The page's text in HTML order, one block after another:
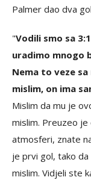
Palmer dao dva
"Vodili smo sa
uradimo mnogo
Nema to veze
mislim, on ima
Mislim da mu je
mislim. Preuzeo
atmosferi, znate
je prvi gol, tako
mislim. Vidjeli ste